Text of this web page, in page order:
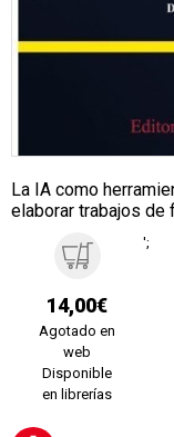
La IA como
elaborar trabajos de
14,00€
Agotado en
web
Disponible
en librerías
';